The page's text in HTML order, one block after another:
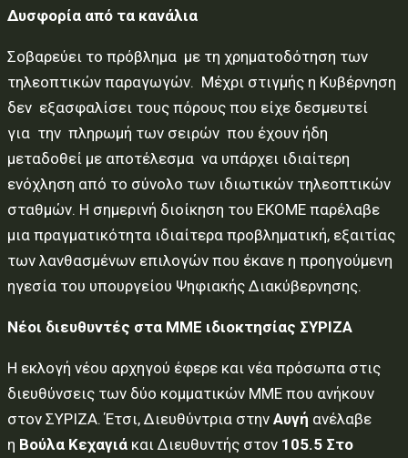
Δυσφορία από τα κανάλια
Σοβαρεύει το πρόβλημα με τη χρηματοδότηση των
τηλεοπτικών παραγωγών. Μέχρι στιγμής η Κυβέρνηση
δεν εξασφαλίσει τους πόρους που είχε δεσμευτεί
για την πληρωμή των σειρών που έχουν ήδη
μεταδοθεί με αποτέλεσμα να υπάρχει ιδιαίτερη
ενόχληση από το σύνολο των ιδιωτικών τηλεοπτικών
σταθμών. Η σημερινή διοίκηση του ΕΚΟΜΕ παρέλαβε
μια πραγματικότητα ιδιαίτερα προβληματική, εξαιτίας
των λανθασμένων επιλογών που έκανε η προηγούμενη
ηγεσία του υπουργείου Ψηφιακής Διακύβερνησης.
Νέοι διευθυντές στα ΜΜΕ ιδιοκτησίας ΣΥΡΙΖΑ
Η εκλογή νέου αρχηγού έφερε και νέα πρόσωπα στις
διευθύνσεις των δύο κομματικών ΜΜΕ που ανήκουν
στον ΣΥΡΙΖΑ. Έτσι, Διευθύντρια στην Αυγή ανέλαβε
η Βούλα Κεχαγιά και Διευθυντής στον 105.5 Στο